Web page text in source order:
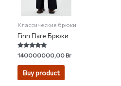
Классические брюки
Finn Flare Брюки
Rated
4.67
out of 5
140000000,00Br
Buy product